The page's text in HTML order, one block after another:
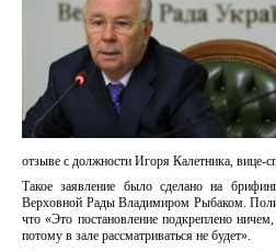
отзыве с должности Игоря Калетника, вице-
Такое заявление было сделано на
Верховной Рады Владимиром Рыбаком.
что «Это постановление подкреплено
потому в зале рассматриваться не будет».